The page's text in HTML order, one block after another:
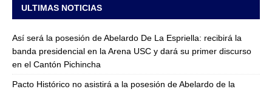
ULTIMAS NOTICIAS
Así será la posesión de Abelardo De La Espriella: recibirá la
banda presidencial en la Arena USC y dará su primer discurso
en el Cantón Pichincha
Pacto Histórico no asistirá a la posesión de Abelardo de la